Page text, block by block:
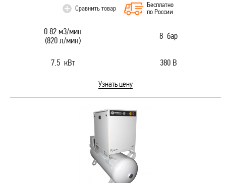
Сравнить товар
Бесплатно
по России
0.82 м3/мин
(820 л/мин)
8 бар
7.5 кВт 380 В
Узнать цену